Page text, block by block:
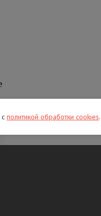
политикой обработки cookies.